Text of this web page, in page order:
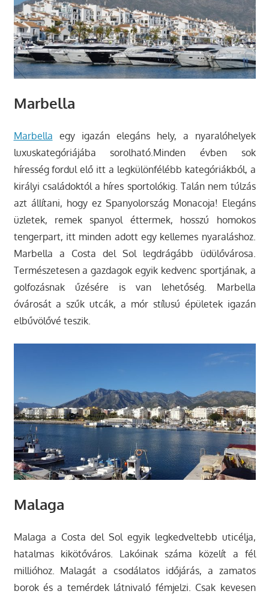
Marbella
Marbella egy igazán elegáns hely, a nyaralóhelyek
luxuskategóriájába sorolható.Minden évben sok
híresség fordul elő itt a legkülönfélébb kategóriákból, a
királyi családoktól a híres sportolókig. Talán nem túlzás
azt állítani, hogy ez Spanyolország Monacoja! Elegáns
üzletek, remek spanyol éttermek, hosszú homokos
tengerpart, itt minden adott egy kellemes nyaraláshoz.
Marbella a Costa del Sol legdrágább üdülővárosa.
Természetesen a gazdagok egyik kedvenc sportjának, a
golfozásnak űzésére is van lehetőség. Marbella
óvárosát a szűk utcák, a mór stílusú épületek igazán
elbűvölővé teszik.
Malaga
Malaga a Costa del Sol egyik legkedveltebb uticélja,
hatalmas kikötőváros. Lakóinak száma közelít a fél
millióhoz. Malagát a csodálatos időjárás, a zamatos
borok és a temérdek látnivaló fémjelzi. Csak kevesen